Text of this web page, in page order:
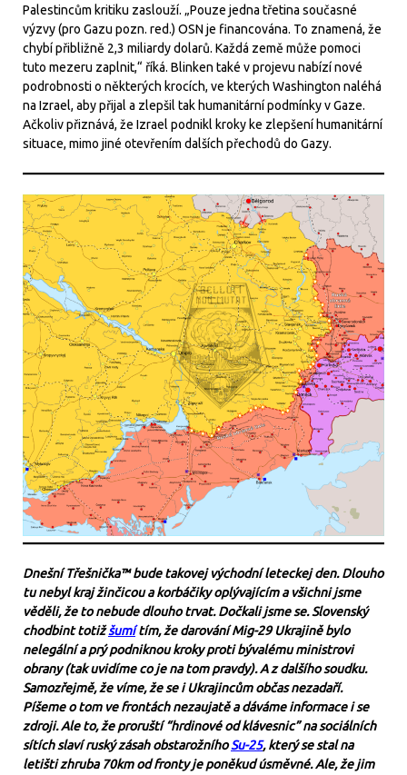
Palestincům kritiku zaslouží. „Pouze jedna třetina současné
výzvy (pro Gazu pozn. red.) OSN je financována. To znamená, že
chybí přibližně 2,3 miliardy dolarů. Každá země může pomoci
tuto mezeru zaplnit,“ říká. Blinken také v projevu nabízí nové
podrobnosti o některých krocích, ve kterých Washington naléhá
na Izrael, aby přijal a zlepšil tak humanitární podmínky v Gaze.
Ačkoliv přiznává, že Izrael podnikl kroky ke zlepšení humanitární
situace, mimo jiné otevřením dalších přechodů do Gazy.
Dnešní Třešnička™ bude takovej východní leteckej den. Dlouho
tu nebyl kraj žinčicou a korbáčiky oplývajícím a všichni jsme
věděli, že to nebude dlouho trvat. Dočkali jsme se. Slovenský
chodbint totižšumítím, že darování Mig-29 Ukrajině bylo
nelegální a prý podniknou kroky proti bývalému ministrovi
obrany (tak uvidíme co je na tom pravdy). A z dalšího soudku.
Samozřejmě, že víme, že se i Ukrajincům občas nezadaří.
Píšeme o tom ve frontách nezaujatě a dáváme informace i se
zdroji. Ale to, že proruští “hrdinové od klávesnic” na sociálních
sítích slaví ruský zásah obstarožníhoSu-25, který se stal na
letišti zhruba 70km od fronty je poněkud úsměvné. Ale, že jim